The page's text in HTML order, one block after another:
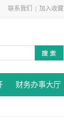
联系我们 加入收藏
财务办事大厅